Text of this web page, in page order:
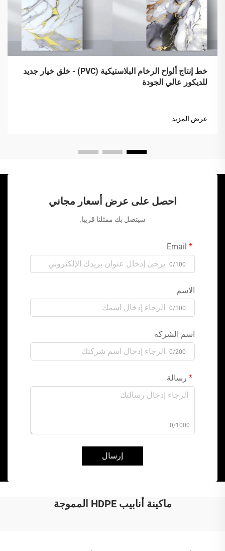
خط إنتاج ألواح الرخام البلاستيكية (PVC) - خلق خيار جديد
للديكور عالي الجودة
عرض المزيد
احصل على عرض أسعار مجاني
سيتصل بك ممثلنا قريبا.
0/100
الاسم
0/100
اسم الشركة
0/200
رسالة
0/1000
إرسال
ماكينة أنابيب HDPE المموجة